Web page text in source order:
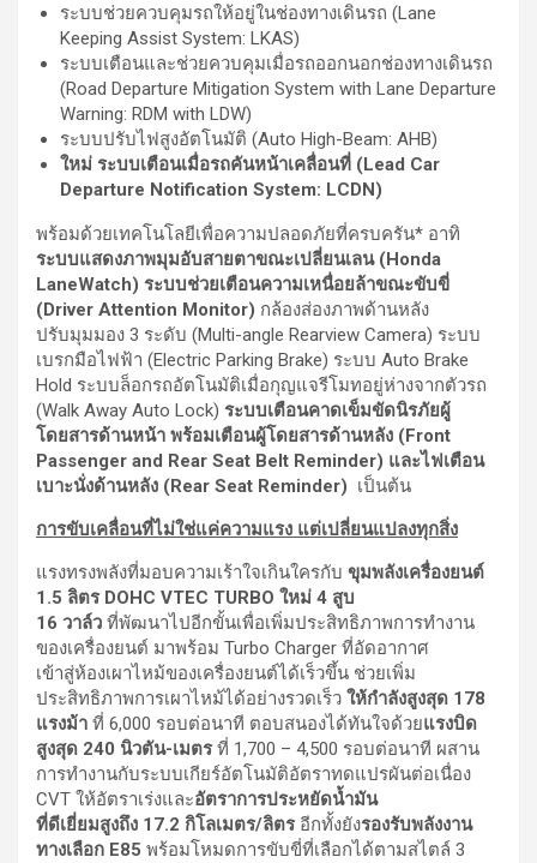
ระบบช่วยควบคุมรถให้อยู่ในช่องทางเดินรถ (Lane
Keeping Assist System: LKAS)
ระบบเตือนและช่วยควบคุมเมื่อรถออกนอกช่องทางเดินรถ
(Road Departure Mitigation System with Lane Departure
Warning: RDM with LDW)
ระบบปรับไฟสูงอัตโนมัติ (Auto High-Beam: AHB)
ใหม่ ระบบเตือนเมื่อรถคันหน้าเคลื่อนที่ (Lead Car
Departure Notification System: LCDN)
พร้อมด้วยเทคโนโลยีเพื่อความปลอดภัยที่ครบครัน* อาทิ
ระบบแสดงภาพมุมอับสายตาขณะเปลี่ยนเลน (Honda
LaneWatch) ระบบช่วยเตือนความเหนื่อยล้าขณะขับขี่
(Driver Attention Monitor) กล้องส่องภาพด้านหลัง
ปรับมุมมอง 3 ระดับ (Multi-angle Rearview Camera) ระบบ
เบรกมือไฟฟ้า (Electric Parking Brake) ระบบ Auto Brake
Hold ระบบล็อกรถอัตโนมัติเมื่อกุญแจรีโมทอยู่ห่างจากตัวรถ
(Walk Away Auto Lock) ระบบเตือนคาดเข็มขัดนิรภัยผู้
โดยสารด้านหน้า พร้อมเตือนผู้โดยสารด้านหลัง (Front
Passenger and Rear Seat Belt Reminder) และไฟเตือน
เบาะนั่งด้านหลัง (Rear Seat Reminder) เป็นต้น
การขับเคลื่อนที่ไม่ใช่แค่ความแรง แต่เปลี่ยนแปลงทุกสิ่ง
แรงทรงพลังที่มอบความเร้าใจเกินใครกับ ขุมพลังเครื่องยนต์
1.5 ลิตร DOHC VTEC TURBO ใหม่ 4 สูบ
16 วาล์ว ที่พัฒนาไปอีกขั้นเพื่อเพิ่มประสิทธิภาพการทำงาน
ของเครื่องยนต์ มาพร้อม Turbo Charger ที่อัดอากาศ
เข้าสู่ห้องเผาไหม้ของเครื่องยนต์ได้เร็วขึ้น ช่วยเพิ่ม
ประสิทธิภาพการเผาไหม้ได้อย่างรวดเร็ว ให้กำลังสูงสุด 178
แรงม้า ที่ 6,000 รอบต่อนาที ตอบสนองได้ทันใจด้วยแรงบิด
สูงสุด 240 นิวตัน-เมตรที่ 1,700 – 4,500 รอบต่อนาที ผสาน
การทำงานกับระบบเกียร์อัตโนมัติอัตราทดแปรผันต่อเนื่อง
CVT ให้อัตราเร่งและอัตราการประหยัดน้ำมัน
ที่ดีเยี่ยมสูงถึง 17.2 กิโลเมตร/ลิตร อีกทั้งยังรองรับพลังงาน
ทางเลือก E85 พร้อมโหมดการขับขี่ที่เลือกได้ตามสไตล์ 3